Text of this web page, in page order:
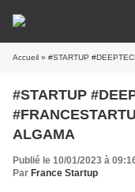
Accueil » #STARTUP #DEEPTECH
#STARTUP
ALGAMA
Publié le 10/01/2023 à
Par France Startup